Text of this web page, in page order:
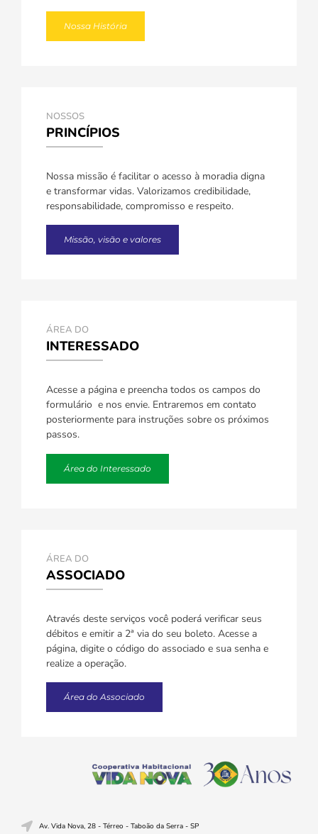
Nossa História
NOSSOS
PRINCÍPIOS
Nossa missão é facilitar o acesso à moradia digna
e transformar vidas. Valorizamos credibilidade,
responsabilidade, compromisso e respeito.
Missão, visão e valores
ÁREA DO
INTERESSADO
Acesse a página e preencha todos os campos do
formulário e nos envie. Entraremos em contato
posteriormente para instruções sobre os próximos
passos.
Área do Interessado
ÁREA DO
ASSOCIADO
Através deste serviços você poderá verificar seus
débitos e emitir a 2ª via do seu boleto. Acesse a
página, digite o código do associado e sua senha e
realize a operação.
Área do Associado
Av. Vida Nova, 28 - Térreo - Taboão da Serra - SP